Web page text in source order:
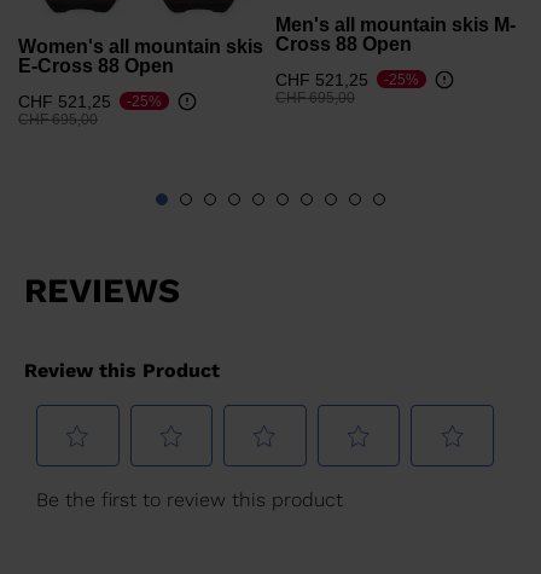
Women's all mountain skis
E-Cross 88 Open
CHF 521,25
Prezzo ridotto da
CHF 695,00a
-25%
Men's all mountain skis M-
Cross 88 Open
CHF 521,25
Prezzo ridotto da
CHF 695,00a
-25%